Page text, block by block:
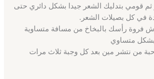
ثم قومي بتدليك الشعر جيدا بشكل دائري حتى
في كل بصيلات الشعر.
فروة رأسك بالبخاخ من مسافة متساوية
بشكل متساوي
حبة من نتشر مين بعد كل وجبة ثلاث مرات